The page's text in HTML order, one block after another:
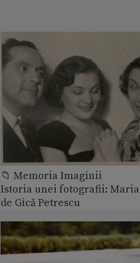
📁 Memoria Imaginii
Istoria unei fotografii:
de Gică Petrescu